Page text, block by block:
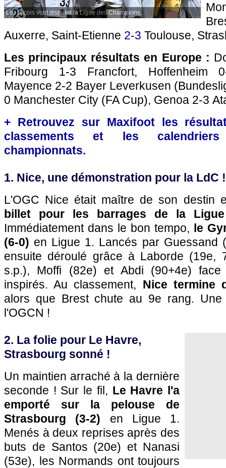
Les Niçois vont disputer la Ligue des Champions.
Auxerre, Saint-Etienne 2-3 Toulouse,
Les principaux résultats en Europe :
Fribourg 1-3 Francfort, Hoffenheim
Mayence 2-2 Bayer Leverkusen
0 Manchester City (FA Cup), Genoa 2-3
+ Retrouvez sur Maxifoot les
classements et les
championnats.
1. Nice, une démonstration pour la LdC !
L'OGC Nice était maître de son destin
billet pour les barrages de la
Immédiatement dans le bon tempo, le
(6-0) en Ligue 1. Lancés par Guessand
ensuite déroulé grâce à Laborde (19e,
s.p.), Moffi (82e) et Abdi (90+4e)
inspirés. Au classement, Nice termine
alors que Brest chute au 9e rang.
l'OGCN !
2. La folie pour Le Havre,
Strasbourg sonné !
Un maintien arraché à la dernière
seconde ! Sur le fil, Le Havre l'a
emporté sur la pelouse de
Strasbourg (3-2) en Ligue 1.
Menés à deux reprises après des
buts de Santos (20e) et Nanasi
(53e), les Normands ont toujours